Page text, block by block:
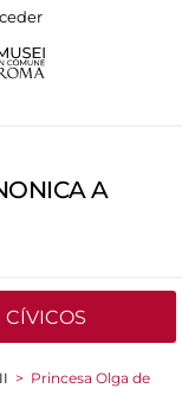
A
CÍVICOS
> Princesa Olga de